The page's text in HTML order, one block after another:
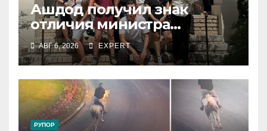
Ашдод получил знак
отличия министра
обороны за поддержку
резервистов
АВГ 6, 2026 EXPERT
РУПОР